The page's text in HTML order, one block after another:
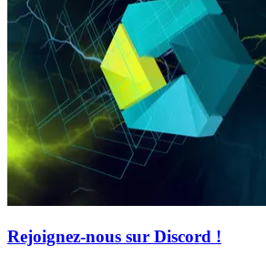
Rejoignez-nous sur Discord !